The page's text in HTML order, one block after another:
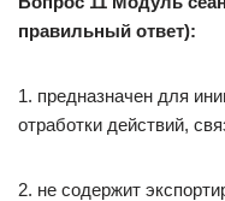
правильный ответ):
1. предназначен для
отработки действий,
2. не содержит